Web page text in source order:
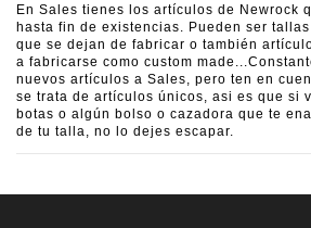
En Sales tienes los artículos de Newrock
hasta fin de existencias. Pueden ser
que se dejan de fabricar o también
a fabricarse como custom
nuevos artículos a Sales, pero ten en
se trata de artículos únicos, asi es que si
botas o algún bolso o cazadora que te
de tu talla, no lo dejes escapar.